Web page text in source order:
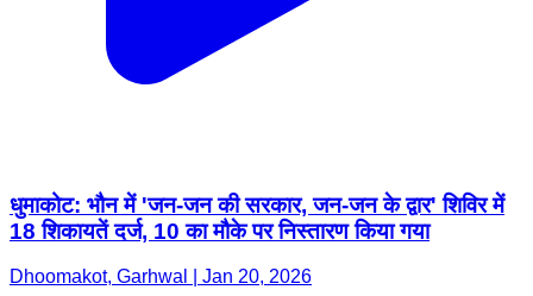
धुमाकोट: भौन में 'जन-जन की सरकार, जन-जन के द्वार' शिविर में
18 शिकायतें दर्ज, 10 का मौके पर निस्तारण किया गया
Dhoomakot, Garhwal | Jan 20, 2026